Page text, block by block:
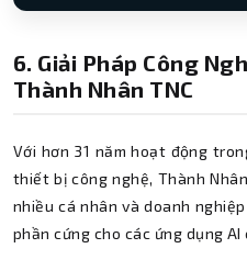
6. Giải Pháp Công
Thành Nhân TNC
Với hơn 31 năm hoạt động
thiết bị công nghệ, Thành
nhiều cá nhân và doanh
phần cứng cho các ứng dụng AI